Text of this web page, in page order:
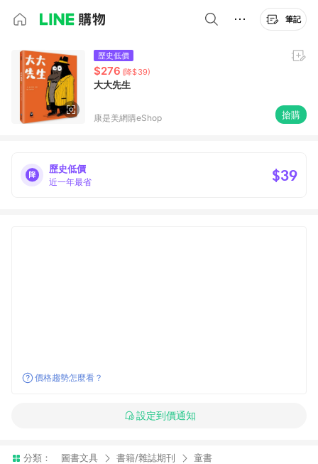
筆記
歷史低價
$276 (降$39)
大大先生
康是美網購eShop 搶購
歷史低價
近一年最省 $39
價格趨勢怎麼看？
設定到價通知
分類： 圖書文具 書籍/雜誌期刊 童書